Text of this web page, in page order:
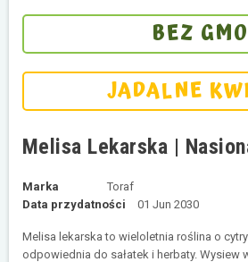
BEZ GMO
JADALNE
Melisa Lekarska |
Marka
Toraf
Data przydatności
01 Jun 2030
Melisa lekarska to wieloletnia roślina o
odpowiednia do sałatek i herbaty. Wysiew